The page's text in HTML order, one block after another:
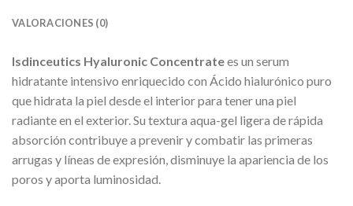
VALORACIONES (0)
Isdinceutics Hyaluronic Concentratees un serum
hidratante intensivo enriquecido con Ácido hialurónico puro
que hidrata la piel desde el interior para tener una piel
radiante en el exterior. Su textura aqua-gel ligera de rápida
absorción contribuye a prevenir y combatir las primeras
arrugas y líneas de expresión, disminuye la apariencia de los
poros y aporta luminosidad.